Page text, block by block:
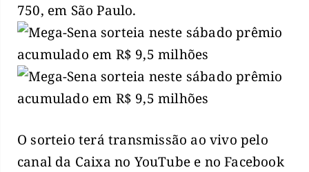
750, em São Paulo.
O sorteio terá transmissão ao vivo pelo
canal da Caixa no YouTube e no Facebook